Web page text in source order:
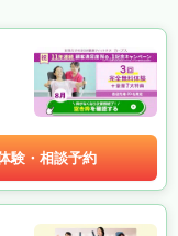
験・相談予約